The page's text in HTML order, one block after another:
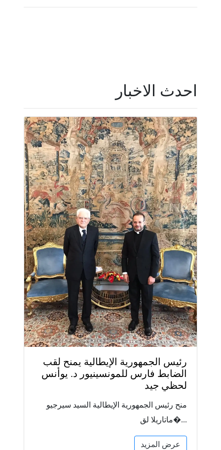
احدث الاخبار
رئيس الجمهورية الإيطالية يمنح لقب
الضابط فارس للمونسينيور د. يوأنس
لحظي جيد
منح رئيس الجمهورية الإيطالية السيد سيرجيو
ماتاريلا لق�...
عرض المزيد